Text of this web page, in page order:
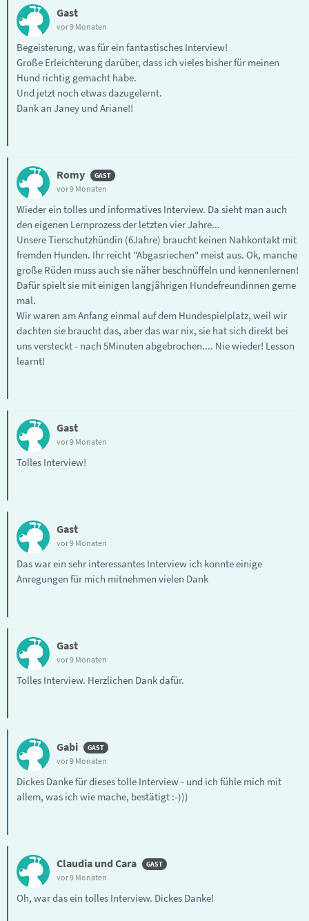
Gast
vor 9 Monaten
Begeisterung, was für ein fantastisches Interview!
Große Erleichterung darüber, dass ich vieles bisher für meinen
Hund richtig gemacht habe.
Und jetzt noch etwas dazugelernt.
Dank an Janey und Ariane!!
Romy
vor 9 Monaten
Wieder ein tolles und informatives Interview. Da sieht man auch
den eigenen Lernprozess der letzten vier Jahre...
Unsere Tierschutzhündin (6Jahre) braucht keinen Nahkontakt mit
fremden Hunden. Ihr reicht "Abgasriechen" meist aus. Ok, manche
große Rüden muss auch sie näher beschnüffeln und kennenlernen!
Dafür spielt sie mit einigen langjährigen Hundefreundinnen gerne
mal.
Wir waren am Anfang einmal auf dem Hundespielplatz, weil wir
dachten sie braucht das, aber das war nix, sie hat sich direkt bei
uns versteckt - nach 5Minuten abgebrochen.... Nie wieder! Lesson
learnt!
Gast
vor 9 Monaten
Tolles Interview!
Gast
vor 9 Monaten
Das war ein sehr interessantes Interview ich konnte einige
Anregungen für mich mitnehmen vielen Dank
Gast
vor 9 Monaten
Tolles Interview. Herzlichen Dank dafür.
Gabi
vor 9 Monaten
Dickes Danke für dieses tolle Interview - und ich fühle mich mit
allem, was ich wie mache, bestätigt :-)))
Claudia und Cara
vor 9 Monaten
Oh, war das ein tolles Interview. Dickes Danke!